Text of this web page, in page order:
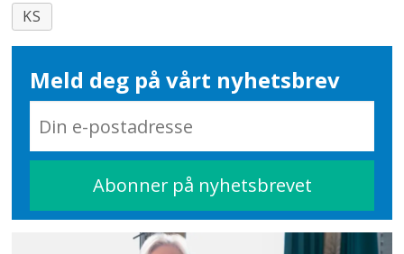
utenom Oslo.
Kommunedirektørens forslag til
investeringsbudsjett i 186
kommuner med 82 prosent av
landets folketall.
Undersøkelsen er gjennomført før
KS
Meld deg på vårt nyhetsbrev